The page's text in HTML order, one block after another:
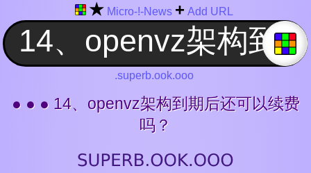
★ Micro-!-News + Add URL
.superb.ook.ooo
● ● ● 14、openvz架构到期后还可以续费
吗？